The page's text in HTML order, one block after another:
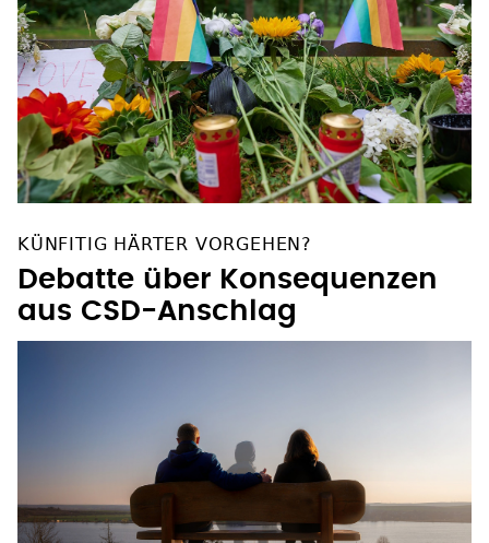
KÜNFITIG HÄRTER VORGEHEN?
Debatte über Konsequenzen
aus CSD-Anschlag